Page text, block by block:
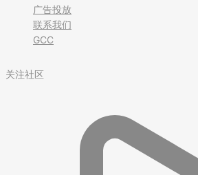
广告投放
联系我们
GCC
关注社区